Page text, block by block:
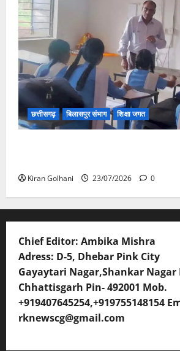
छत्तीसगढ़ बिलासपुर संभाग शिक्षा जगत
Kiran Golhani 23/07/2026 0
Chief Editor: Ambika Mishra
Adress: D-5, Dhebar Pink City
Gayaytari Nagar,Shankar Nagar
Chhattisgarh Pin- 492001 Mob.
+919407645254,+919755148154
rknewscg@gmail.com